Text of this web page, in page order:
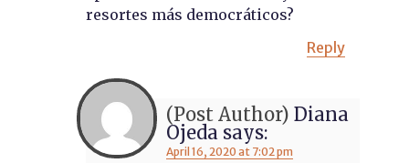
resortes más democráticos?
Reply
Diana
Ojeda says:
April 16, 2020 at 7:02 pm